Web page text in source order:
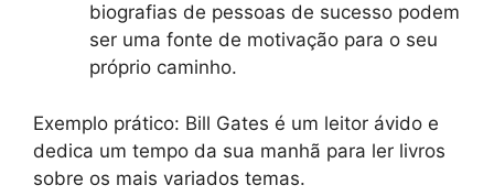
biografias de pessoas de sucesso podem
ser uma fonte de motivação para o seu
próprio caminho.
Exemplo prático: Bill Gates é um leitor ávido e
dedica um tempo da sua manhã para ler livros
sobre os mais variados temas.